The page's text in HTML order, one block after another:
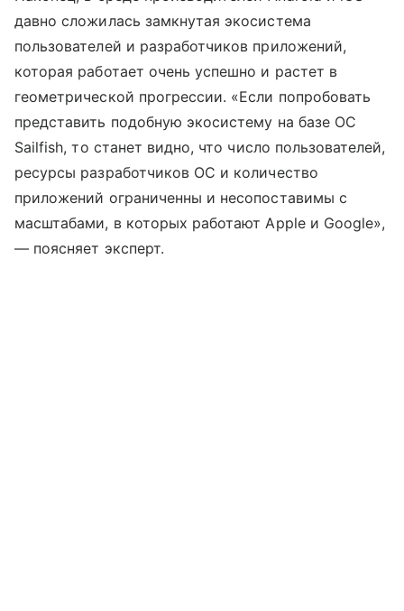
давно сложилась замкнутая экосистема
пользователей и разработчиков приложений,
которая работает очень успешно и растет в
геометрической прогрессии. «Если попробовать
представить подобную экосистему на базе ОС
Sailfish, то станет видно, что число пользователей,
ресурсы разработчиков ОС и количество
приложений ограниченны и несопоставимы с
масштабами, в которых работают Apple и Google»,
— поясняет эксперт.